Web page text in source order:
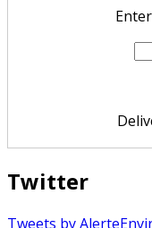
Twitter
Tweets by